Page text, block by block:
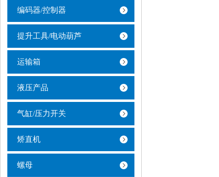
编码器/控制器
提升工具/电动葫芦
运输箱
液压产品
气缸/压力开关
矫直机
螺母